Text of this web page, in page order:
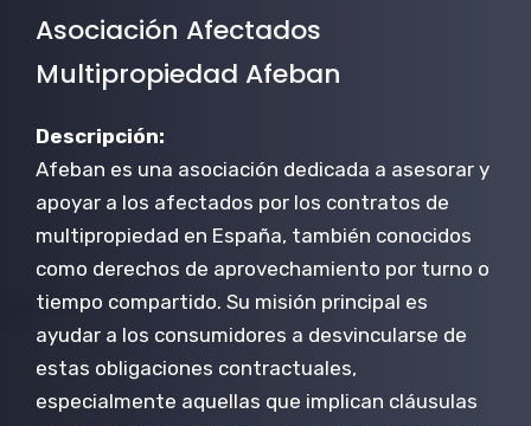
Asociación Afectados
Multipropiedad Afeban
Descripción:
Afeban es una asociación dedicada a asesorar y
apoyar a los afectados por los contratos de
multipropiedad en España, también conocidos
como derechos de aprovechamiento por turno o
tiempo compartido. Su misión principal es
ayudar a los consumidores a desvincularse de
estas obligaciones contractuales,
especialmente aquellas que implican cláusulas